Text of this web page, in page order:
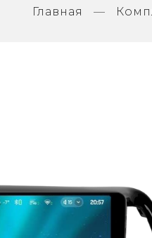
Главная